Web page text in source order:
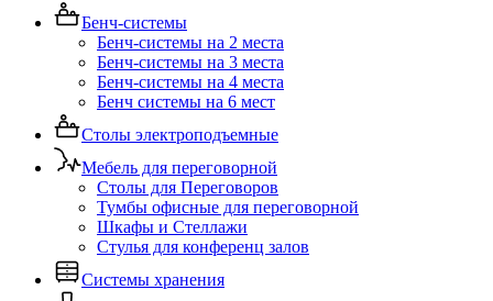
Бенч-системы
Бенч-системы на 2 места
Бенч-системы на 3 места
Бенч-системы на 4 места
Бенч системы на 6 мест
Столы электроподъемные
Мебель для переговорной
Столы для Переговоров
Тумбы офисные для переговорной
Шкафы и Стеллажи
Стулья для конференц залов
Системы хранения